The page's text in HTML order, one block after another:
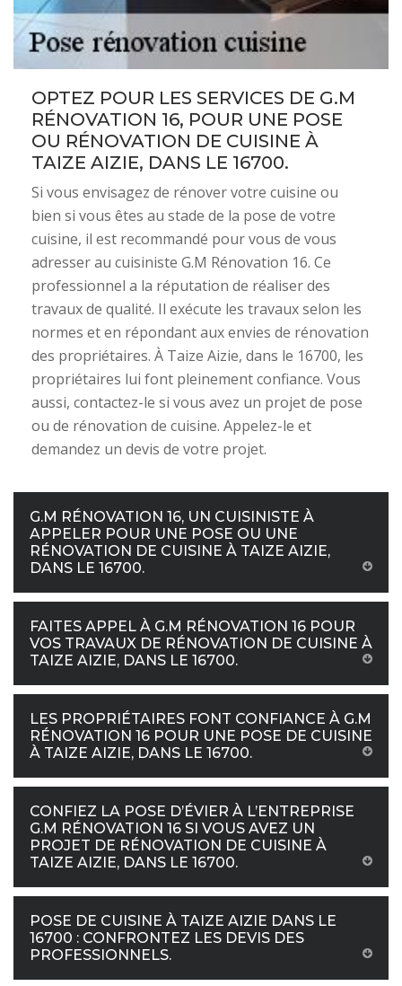
OPTEZ POUR LES SERVICES DE G.M
RÉNOVATION 16, POUR UNE POSE
OU RÉNOVATION DE CUISINE À
TAIZE AIZIE, DANS LE 16700.
Si vous envisagez de rénover votre cuisine ou
bien si vous êtes au stade de la pose de votre
cuisine, il est recommandé pour vous de vous
adresser au cuisiniste G.M Rénovation 16. Ce
professionnel a la réputation de réaliser des
travaux de qualité. Il exécute les travaux selon les
normes et en répondant aux envies de rénovation
des propriétaires. À Taize Aizie, dans le 16700, les
propriétaires lui font pleinement confiance. Vous
aussi, contactez-le si vous avez un projet de pose
ou de rénovation de cuisine. Appelez-le et
demandez un devis de votre projet.
G.M RÉNOVATION 16, UN CUISINISTE À
APPELER POUR UNE POSE OU UNE
RÉNOVATION DE CUISINE À TAIZE AIZIE,
DANS LE 16700.
FAITES APPEL À G.M RÉNOVATION 16 POUR
VOS TRAVAUX DE RÉNOVATION DE CUISINE À
TAIZE AIZIE, DANS LE 16700.
LES PROPRIÉTAIRES FONT CONFIANCE À G.M
RÉNOVATION 16 POUR UNE POSE DE CUISINE
À TAIZE AIZIE, DANS LE 16700.
CONFIEZ LA POSE D’ÉVIER À L’ENTREPRISE
G.M RÉNOVATION 16 SI VOUS AVEZ UN
PROJET DE RÉNOVATION DE CUISINE À
TAIZE AIZIE, DANS LE 16700.
POSE DE CUISINE À TAIZE AIZIE DANS LE
16700 : CONFRONTEZ LES DEVIS DES
PROFESSIONNELS.